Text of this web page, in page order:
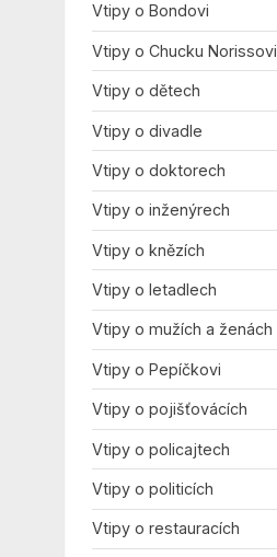
Vtipy o Bondovi
Vtipy o Chucku Norissovi
Vtipy o dětech
Vtipy o divadle
Vtipy o doktorech
Vtipy o inženýrech
Vtipy o knězích
Vtipy o letadlech
Vtipy o mužích a ženách
Vtipy o Pepíčkovi
Vtipy o pojišťovácích
Vtipy o policajtech
Vtipy o politicích
Vtipy o restauracích